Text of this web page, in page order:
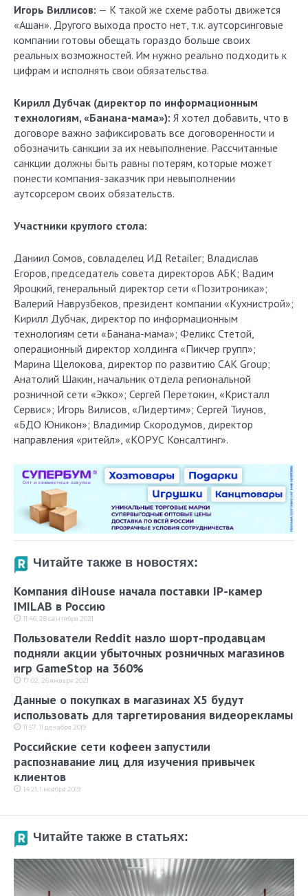
Игорь Виллисов: — К такой же схеме работы движется
«Ашан». Другого выхода просто нет, т.к. аутсорсинговые
компании готовы обещать гораздо больше своих
реальных возможностей. Им нужно реально подходить к
цифрам и исполнять свои обязательства.
Кирилл Дубчак (директор по информационным
технологиям, «Банана-мама»): Я хотел добавить, что в
договоре важно зафиксировать все договоренности и
обозначить санкции за их невыполнение. Рассчитанные
санкции должны быть равны потерям, которые может
понести компания-заказчик при невыполнении
аутсорсером своих обязательств.
Участники круглого стола:
Даниил Сомов, совладелец ИД Retailer; Владислав
Егоров, председатель совета директоров АБК; Вадим
Яроцкий, генеральный директор сети «Позитроника»;
Валерий Наврузбеков, президент компании «Кухнистрой»;
Кирилл Дубчак, директор по информационным
технологиям сети «Банана-мама»; Феликс Стетой,
операционный директор холдинга «Пикчер групп»;
Марина Щелокова, директор по развитию САК Group;
Анатолий Шакин, начальник отдела региональной
розничной сети «Экко»; Сергей Перетокин, «Кристалл
Сервис»; Игорь Вилисов, «Лидертим»; Сергей Тиунов,
«БДО Юникон»; Владимир Скородумов, директор
направления «ритейл», «КОРУС Консалтинг».
Читайте также в новостях:
Компания diHouse начала поставки IP-камер
IMILAB в Россию
11:46, 28 сентября 2021
Пользователи Reddit назло шорт-продавцам
подняли акции убыточных розничных магазинов
игр GameStop на 360%
17:02, 26 января 2021
Данные о покупках в магазинах X5 будут
использовать для таргетирования видеорекламы
11:57, 11 декабря 2019
Российские сети кофеен запустили
распознавание лиц для изучения привычек
клиентов
14:21, 1 ноября 2019
Читайте также в статьях: